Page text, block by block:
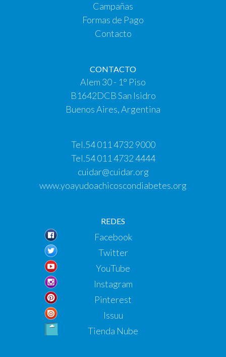
Campañas
Formas de Pago
Contacto
CONTACTO
Alem 30 - 1° Piso
B1642DCB San Isidro
Buenos Aires, Argentina
Tel.54 011 4732 9000
Tel.54 011 4732 4444
cuidar@cuidar.org
www.yoayudoachicoscondiabetes.org
REDES
Facebook
Twitter
YouTube
Instagram
Pinterest
Issuu
Tienda Nube